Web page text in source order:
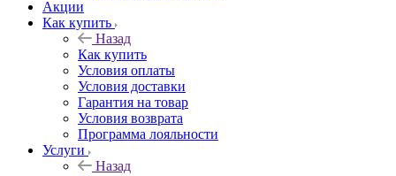
Акции
Как купить
Назад
Как купить
Условия оплаты
Условия доставки
Гарантия на товар
Условия возврата
Программа лояльности
Услуги
Назад